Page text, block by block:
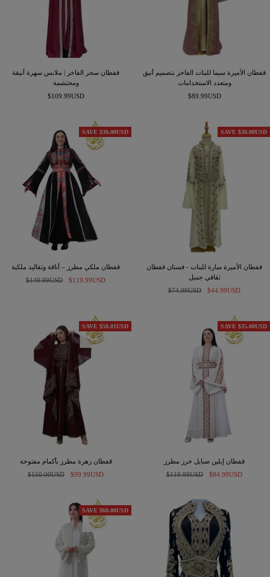
قفطان الأميرة سيما للبنات الفاخر بتصميم أنيق
ومتعدد الاستخدامات
السعر
$89.99USD
قفطان سحر الفاخر | ملابس سهرة أنيقة
ومحتشمة
السعر
$109.99USD
SAVE $30.00USD
قفطان الأميرة سارة للبنات - فستان قفطان
ثقافي جميل
السعر
$44.99USD
السعر
$74.99USD
SAVE $30.00USD
قفطان ملكي مطرز – أناقة وتقاليد ملكية
السعر
$119.99USD
السعر
$149.99USD
SAVE $35.00USD
قفطان إيلين صبايل خرز مطرز
السعر
$84.99USD
السعر
$119.99USD
SAVE $50.01USD
قفطان زهرة مطرز بأكمام مفتوحة
السعر
$99.99USD
السعر
$150.00USD
SAVE $60.00USD